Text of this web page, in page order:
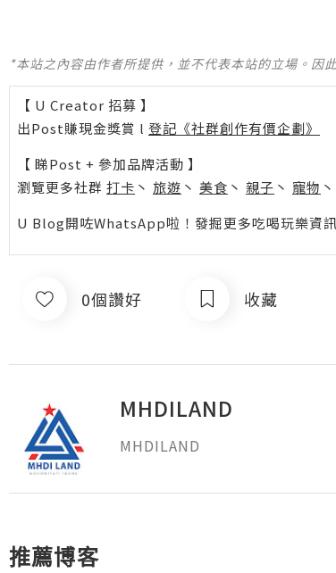
*本站之內容由作者所提供，並不代表本站的立場。因
【 U Creator 招募 】
出Post賺現金獎賞 l 登記《社群創作有價企劃》
【 睇Post + 參加品牌活動 】
瀏覽更多社群 打卡 丶 旅遊 丶 美食 丶 親子 丶 寵物 丶
U Blog開咗WhatsApp啦！發掘更多吃喝玩樂資訊
0個讚好 收藏
MHDILAND
MHDILAND
推薦博客